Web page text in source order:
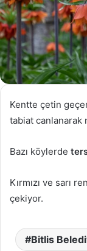
Kentte çetin geçen
tabiat canlanarak
Bazı köylerde
Kırmızı ve sarı
çekiyor.
Bitlis